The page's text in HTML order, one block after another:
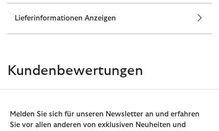
Lieferinformationen Anzeigen
Kundenbewertungen
Melden Sie sich für unseren Newsletter an und erfahren
Sie vor allen anderen von exklusiven Neuheiten und